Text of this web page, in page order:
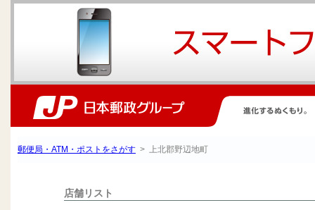
郵便局・ATM・ポストをさがす > 上北郡野辺地町
店舗リスト